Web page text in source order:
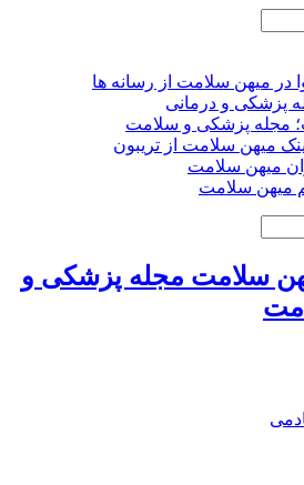
در میهن سلامت از رسانه ها
پزشکی و درمانی
مجله پزشکی و سلامت
میهن سلامت از تریبون
میهن سلامت
میهن سلامت
سلامت مجله پزشکی و